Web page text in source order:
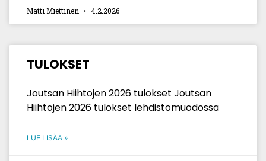
Matti Miettinen 4.2.2026
TULOKSET
Joutsan Hiihtojen 2026 tulokset Joutsan
Hiihtojen 2026 tulokset lehdistömuodossa
LUE LISÄÄ »